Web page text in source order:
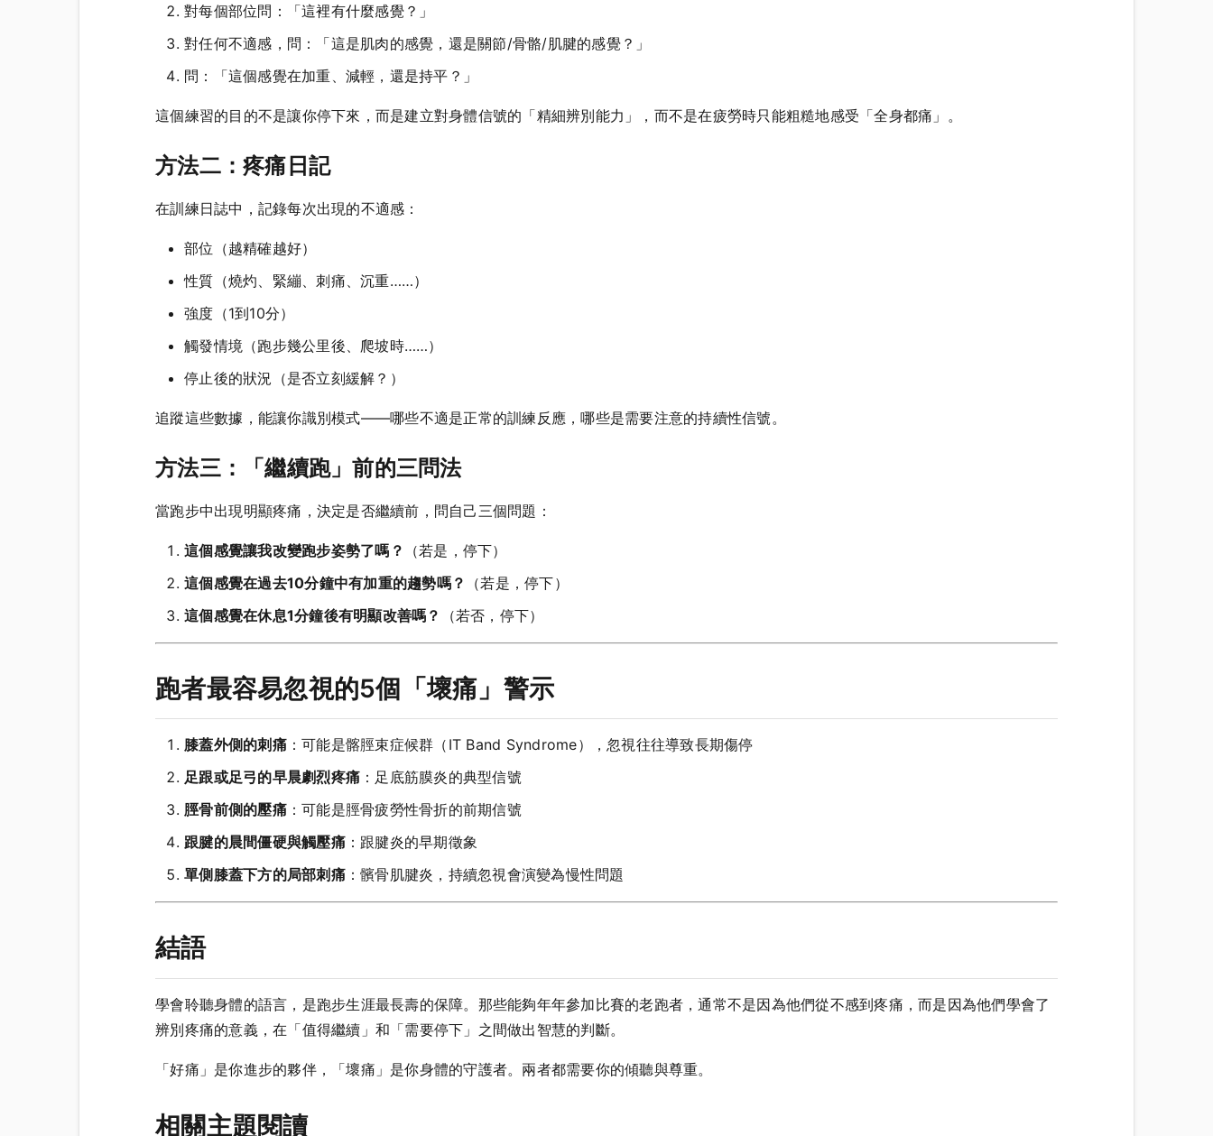
對每個部位問：「這裡有什麼感覺？」
對任何不適感，問：「這是肌肉的感覺，還是關節/骨骼/肌腱的感覺？」
問：「這個感覺在加重、減輕，還是持平？」
這個練習的目的不是讓你停下來，而是建立對身體信號的「精細辨別能力」，而不是在疲勞時只能粗糙地感受「全身都痛」。
方法二：疼痛日記
在訓練日誌中，記錄每次出現的不適感：
部位（越精確越好）
性質（燒灼、緊繃、刺痛、沉重……）
強度（1到10分）
觸發情境（跑步幾公里後、爬坡時……）
停止後的狀況（是否立刻緩解？）
追蹤這些數據，能讓你識別模式——哪些不適是正常的訓練反應，哪些是需要注意的持續性信號。
方法三：「繼續跑」前的三問法
當跑步中出現明顯疼痛，決定是否繼續前，問自己三個問題：
這個感覺讓我改變跑步姿勢了嗎？
（若是，停下）
這個感覺在過去10分鐘中有加重的趨勢嗎？
（若是，停下）
這個感覺在休息1分鐘後有明顯改善嗎？
（若否，停下）
跑者最容易忽視的5個「壞痛」警示
膝蓋外側的刺痛：可能是髂脛束症候群（IT Band Syndrome），忽視往往導致長期傷停
足跟或足弓的早晨劇烈疼痛 ：足底筋膜炎的典型信號
脛骨前側的壓痛：可能是脛骨疲勞性骨折的前期信號
跟腱的晨間僵硬與觸壓痛：跟腱炎的早期徵象
單側膝蓋下方的局部刺痛：髕骨肌腱炎，持續忽視會演變為慢性問題
結語
學會聆聽身體的語言，是跑步生涯最長壽的保障。那些能夠年年參加比賽的老跑者，通常不是因為他們從不感到疼痛，而是因為他們學會了
辨別疼痛的意義，在「值得繼續」和「需要停下」之間做出智慧的判斷。
「好痛」是你進步的夥伴，「壞痛」是你身體的守護者。兩者都需要你的傾聽與尊重。
相關主題閱讀